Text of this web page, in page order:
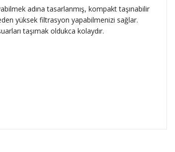
adına tasarlanmış, kompakt taşınabilir
yüksek filtrasyon yapabilmenizi sağlar.
taşımak oldukca kolaydır.